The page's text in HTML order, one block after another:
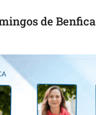
de Benfica